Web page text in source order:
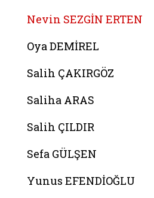
Nevin SEZGİN ERTEN
Oya DEMİREL
Salih ÇAKIRGÖZ
Saliha ARAS
Salih ÇILDIR
Sefa GÜLŞEN
Yunus EFENDİOĞLU